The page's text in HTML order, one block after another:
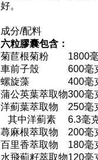
好。
成分/配料
六粒膠囊包含：
菊苣根菊粉
1800
車前子殼
600毫
螺旋藻
400毫
蒲公英葉萃取物300毫
洋薊葉萃取物
250毫
其中洋薊素
6.3毫
蕁麻根萃取物
200毫
百里香萃取物
180毫
水飛薊籽萃取物120毫